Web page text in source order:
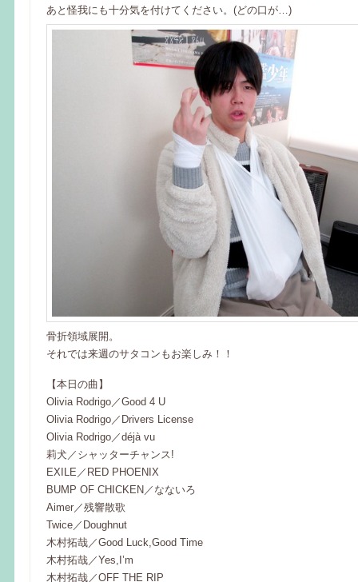
あと怪我にも十分気を付けてください。(どの口が…)
骨折領域展開。
それでは来週のサタコンもお楽しみ！！
【本日の曲】
Olivia Rodrigo／Good 4 U
Olivia Rodrigo／Drivers License
Olivia Rodrigo／déjà vu
莉犬／シャッターチャンス!
EXILE／RED PHOENIX
BUMP OF CHICKEN／なないろ
Aimer／残響散歌
Twice／Doughnut
木村拓哉／Good Luck,Good Time
木村拓哉／Yes,I’m
木村拓哉／OFF THE RIP